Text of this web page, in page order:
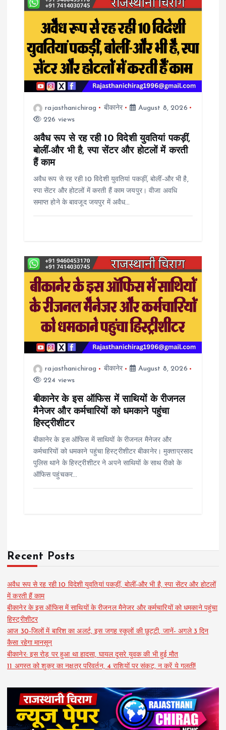
g
t
rajasthanichirag बीकानेर
August 8, 2026
226 views
अवैध रूप से रह रही 10 विदेशी युवतियां पकड़ीं,
बोलीं-और भी है, स्पा सेंटर और होटलों में करती
हैं काम
अवैध रूप से रह रही 10 विदेशी युवतियां पकड़ीं, बोलीं-और भी है,
स्पा सेंटर और होटलों में करती हैं काम जयपुर। वीजा अवधि
समाप्त होने के बावजूद जयपुर में अवैध…
rajasthanichirag बीकानेर
August 8, 2026
224 views
बीकानेर के इस ऑफिस में साथियों के रीजनल
मैनेजर और कर्मचारियों को धमकाने पहुंचा
हिस्ट्रीशीटर
बीकानेर के इस ऑफिस में साथियों के रीजनल मैनेजर और
कर्मचारियों को धमकाने पहुंचा हिस्ट्रीशीटर बीकानेर। मुक्ताप्रसाद
पुलिस थाने के हिस्ट्रीशीटर ने अपने साथियों के साथ रीको के
ऑफिस पहुंचकर…
Recent Posts
अवैध रूप से रह रही 10 विदेशी युवतियां पकड़ीं, बोलीं-और भी है, स्पा सेंटर और होटलों
में करती हैं काम
बीकानेर के इस ऑफिस में साथियों के रीजनल मैनेजर और कर्मचारियों को धमकाने पहुंचा
हिस्ट्रीशीटर
आज 30-जिलों में बारिश का अलर्ट, इस जगह स्कूलों की छुट्टी, जानें- अगले 3 दिन
कैसा रहेगा मानसून
बीकानेर: इस रोड़ पर हुआ था हादसा, घायल दूसरे युवक की भी हुई मौत
11 अगस्त को शुक्र का नक्षत्र परिवर्तन, 4 राशियों पर संकट, न करें ये गलती!